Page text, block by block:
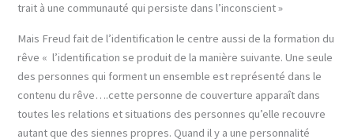
trait à une communauté qui persiste dans l’inconscient »
Mais Freud fait de l’identification le centre aussi de la formation du
rêve « l’identification se produit de la manière suivante. Une seule
des personnes qui forment un ensemble est représenté dans le
contenu du rêve….cette personne de couverture apparaît dans
toutes les relations et situations des personnes qu’elle recouvre
autant que des siennes propres. Quand il y a une personnalité